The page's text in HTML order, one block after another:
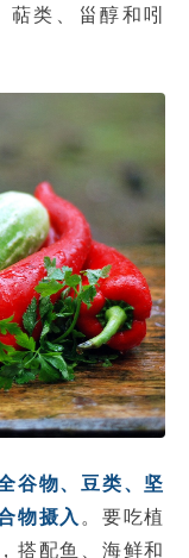
萜类、甾醇和吲
谷物、豆类、坚
物摄入 。要吃植
搭配鱼、海鲜和